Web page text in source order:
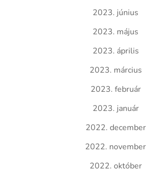
2023. június
2023. május
2023. április
2023. március
2023. február
2023. január
2022. december
2022. november
2022. október